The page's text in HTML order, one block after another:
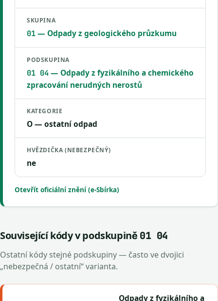
SKUPINA
01— Odpady z geologického průzkumu
PODSKUPINA
01 04 — Odpady z fyzikálního a chemického
zpracování nerudných nerostů
KATEGORIE
O — ostatní odpad
HVĚZDIČKA (NEBEZPEČNÝ)
ne
Otevřít oficiální znění (e-Sbírka)
Související kódy v podskupině 01 04
Ostatní kódy stejné podskupiny — často ve dvojici
„nebezpečná / ostatní“ varianta.
Odpady z fyzikálního a